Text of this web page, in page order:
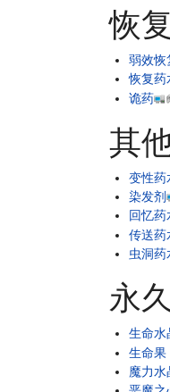
恢
弱效恢
恢复药
诡药
其
变性药
染发剂
回忆药
传送药
虫洞药
永
生命水
生命果
魔力水